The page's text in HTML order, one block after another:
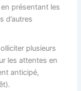
présentant les
d’autres
plusieurs
les attentes en
anticipé,